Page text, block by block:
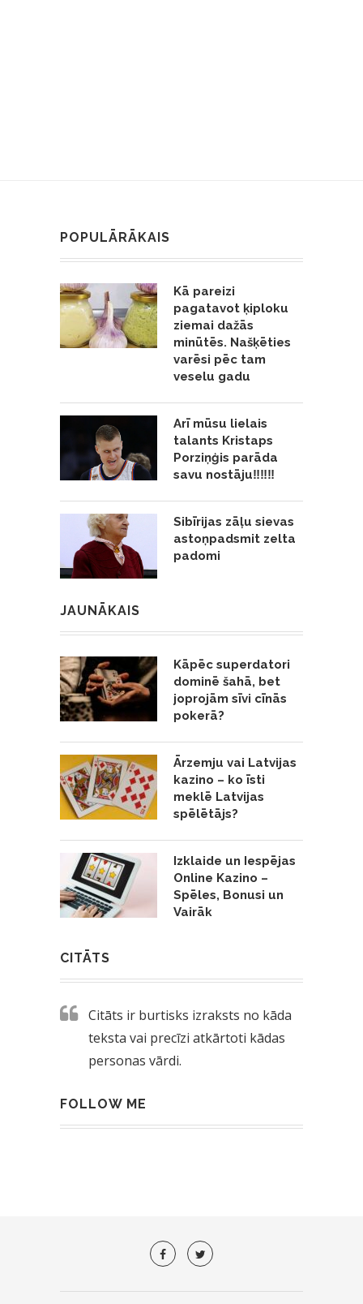
POPULĀRĀKAIS
Kā pareizi
pagatavot ķiploku
ziemai dažās
minūtēs. Našķēties
varēsi pēc tam
veselu gadu
Arī mūsu lielais
talants Kristaps
Porziņģis parāda
savu nostāju‼️‼️‼️
Sibīrijas zāļu sievas
astoņpadsmit zelta
padomi
JAUNĀKAIS
Kāpēc superdatori
dominē šahā, bet
joprojām sīvi cīnās
pokerā?
Ārzemju vai Latvijas
kazino – ko īsti
meklē Latvijas
spēlētājs?
Izklaide un Iespējas
Online Kazino –
Spēles, Bonusi un
Vairāk
CITĀTS
Citāts ir burtisks izraksts no kāda
teksta vai precīzi atkārtoti kādas
personas vārdi.
FOLLOW ME